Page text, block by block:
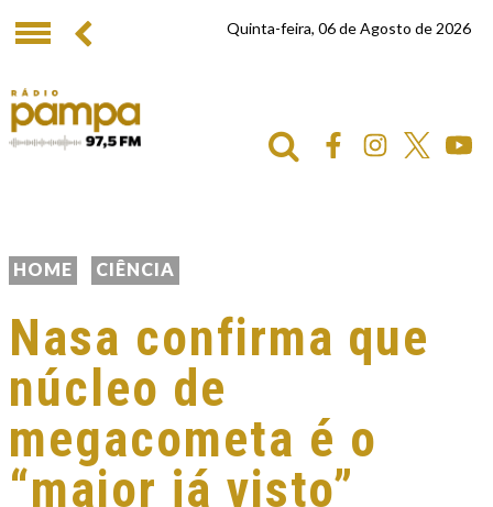
Quinta-feira, 06 de Agosto de 2026
HOME CIÊNCIA
Nasa confirma que
núcleo de
megacometa é o
“maior já visto”